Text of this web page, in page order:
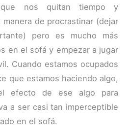
que nos quitan tiempo y
de procrastinar (dejar
pero es mucho más
en el sofá y empezar a jugar
Cuando estamos ocupados
que estamos haciendo algo,
efecto de ese algo para
a ser casi tan imperceptible
en el sofá.